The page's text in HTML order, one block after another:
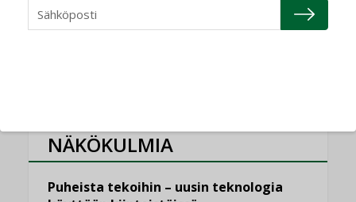
NÄKÖKULMIA
Puheista tekoihin – uusin teknologia